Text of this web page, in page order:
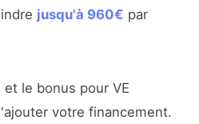
jusqu'à 960€ par
et le bonus pour VE
votre financement.